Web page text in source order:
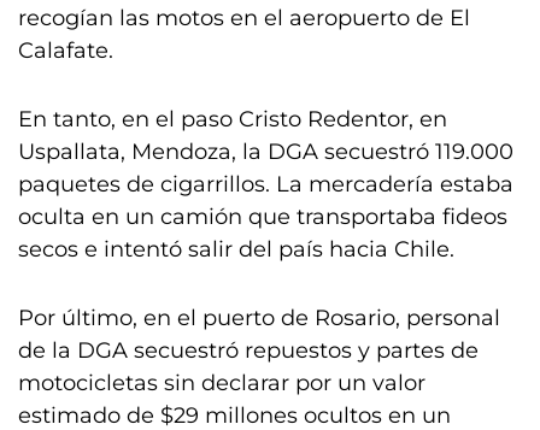
recogían las motos en el aeropuerto de El
Calafate.
En tanto, en el paso Cristo Redentor, en
Uspallata, Mendoza, la DGA secuestró 119.000
paquetes de cigarrillos. La mercadería estaba
oculta en un camión que transportaba fideos
secos e intentó salir del país hacia Chile.
Por último, en el puerto de Rosario, personal
de la DGA secuestró repuestos y partes de
motocicletas sin declarar por un valor
estimado de $29 millones ocultos en un